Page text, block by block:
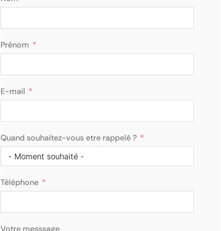
Prénom
E-mail
Quand souhaitez-vous etre rappelé ?
Téléphone
Votre messsage